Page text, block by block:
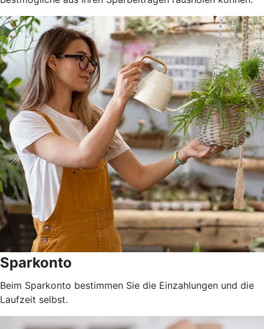
Sparkonto
Beim Sparkonto bestimmen Sie die Einzahlungen und die
Laufzeit selbst.